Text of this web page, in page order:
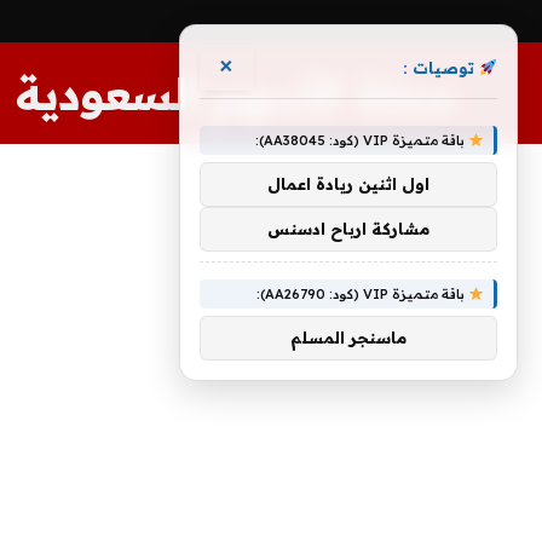
مجلة الأسهم السعودية
توصيات : ×
باقة متميزة VIP (كود: AA38045):
اول اثنين ريادة اعمال
مشاركة ارباح ادسنس
باقة متميزة VIP (كود: AA26790):
ماسنجر المسلم